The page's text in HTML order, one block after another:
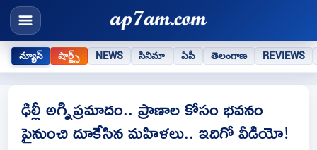
న్యూస్ షార్ట్స్ NEWS సినిమా ఏపీ తెలంగాణ REVIEWS
ఢిల్లీ అగ్నిప్ర‌మాదం.. ప్రాణాల కోసం భవనం
పైనుంచి దూకేసిన మహిళలు.. ఇదిగో వీడియో!